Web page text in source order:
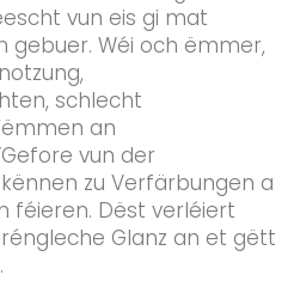
vun eis gi mat
gebuer. Wéi och ëmmer,
schlecht
an
vun der
zu Verfärbungen a
féieren. Dëst verléiert
Glanz an et gëtt